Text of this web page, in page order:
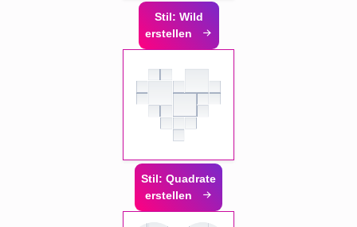
Stil: Wild
erstellen
Stil: Quadrate
erstellen